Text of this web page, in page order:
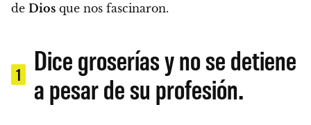
de Dios que nos fascinaron.
1
Dice groserías y no se detiene
a pesar de su profesión.